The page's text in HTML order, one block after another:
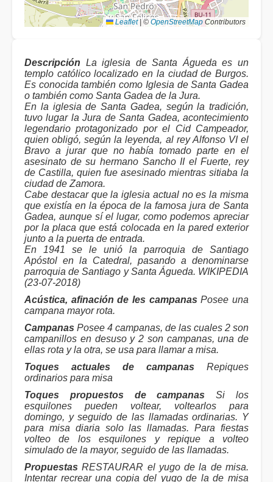
Leaflet © OpenStreetMap Contributors
Descripción La iglesia de Santa Águeda es un
templo católico localizado en la ciudad de Burgos.
Es conocida también como Iglesia de Santa Gadea
o también como Santa Gadea de la Jura.
En la iglesia de Santa Gadea, según la tradición,
tuvo lugar la Jura de Santa Gadea, acontecimiento
legendario protagonizado por el Cid Campeador,
quien obligó, según la leyenda, al rey Alfonso VI el
Bravo a jurar que no había tomado parte en el
asesinato de su hermano Sancho II el Fuerte, rey
de Castilla, quien fue asesinado mientras sitiaba la
ciudad de Zamora.
Cabe destacar que la iglesia actual no es la misma
que existía en la época de la famosa jura de Santa
Gadea, aunque sí el lugar, como podemos apreciar
por la placa que está colocada en la pared exterior
junto a la puerta de entrada.
En 1941 se le unió la parroquia de Santiago
Apóstol en la Catedral, pasando a denominarse
parroquia de Santiago y Santa Águeda. WIKIPEDIA
(23-07-2018)
Acústica, afinación de les campanas Posee una
campana mayor rota.
Campanas Posee 4 campanas, de las cuales 2 son
campanillos en desuso y 2 son campanas, una de
ellas rota y la otra, se usa para llamar a misa.
Toques actuales de campanas Repiques
ordinarios para misa
Toques propuestos de campanas Si los
esquilones pueden voltear, voltearlos para
domingo, y seguido de las llamadas ordinarias. Y
para misa diaria solo las llamadas. Para fiestas
volteo de los esquilones y repique a volteo
simulado de la mayor, seguido de las llamadas.
Propuestas RESTAURAR el yugo de la de misa.
Intentar recrear una copia del yugo de la de misa